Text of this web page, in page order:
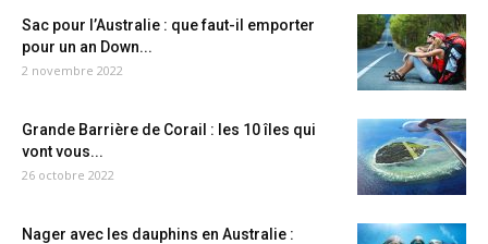
Sac pour l’Australie : que faut-il emporter
pour un an Down...
2 novembre 2022
Grande Barrière de Corail : les 10 îles qui
vont vous...
26 octobre 2022
Nager avec les dauphins en Australie :